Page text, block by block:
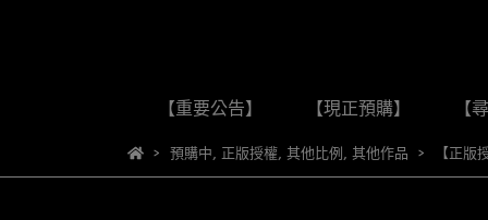
【重要公告】 【現正預購】 【
預購中, 正版授權, 其他比例 , 其他作品 【正版